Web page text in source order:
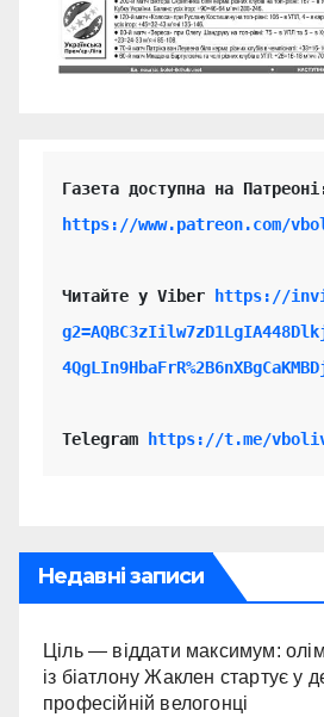
https://www.patreon.com/
Читайте у Viber
https://
Telegram https://t.me/
Недавні записи
Ціль — віддати максимум:
із біатлону Жаклен стартує у
професійній велогонці